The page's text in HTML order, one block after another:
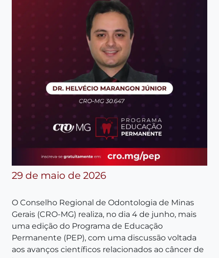
29 de maio de 2026
O Conselho Regional de Odontologia de Minas
Gerais (CRO-MG) realiza, no dia 4 de junho, mais
uma edição do Programa de Educação
Permanente (PEP), com uma discussão voltada
aos avanços científicos relacionados ao câncer de